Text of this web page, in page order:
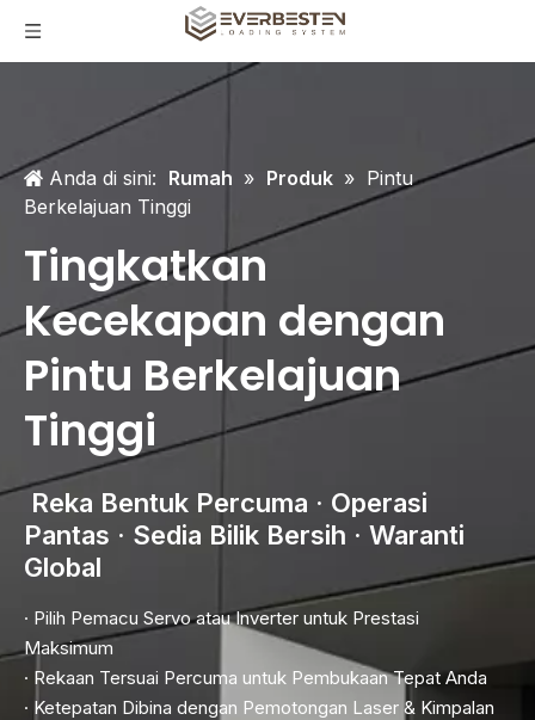
Anda di sini: Rumah » Produk » Pintu
Berkelajuan Tinggi
Tingkatkan
Kecekapan dengan
Pintu Berkelajuan
Tinggi
Reka Bentuk Percuma · Operasi
Pantas · Sedia Bilik Bersih · Waranti
Global
· Pilih Pemacu Servo atau Inverter untuk Prestasi
Maksimum
· Rekaan Tersuai Percuma untuk Pembukaan Tepat Anda
· Ketepatan Dibina dengan Pemotongan Laser & Kimpalan